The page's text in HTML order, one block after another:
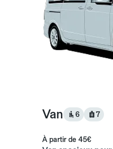
Van 6 7
À partir de 45€